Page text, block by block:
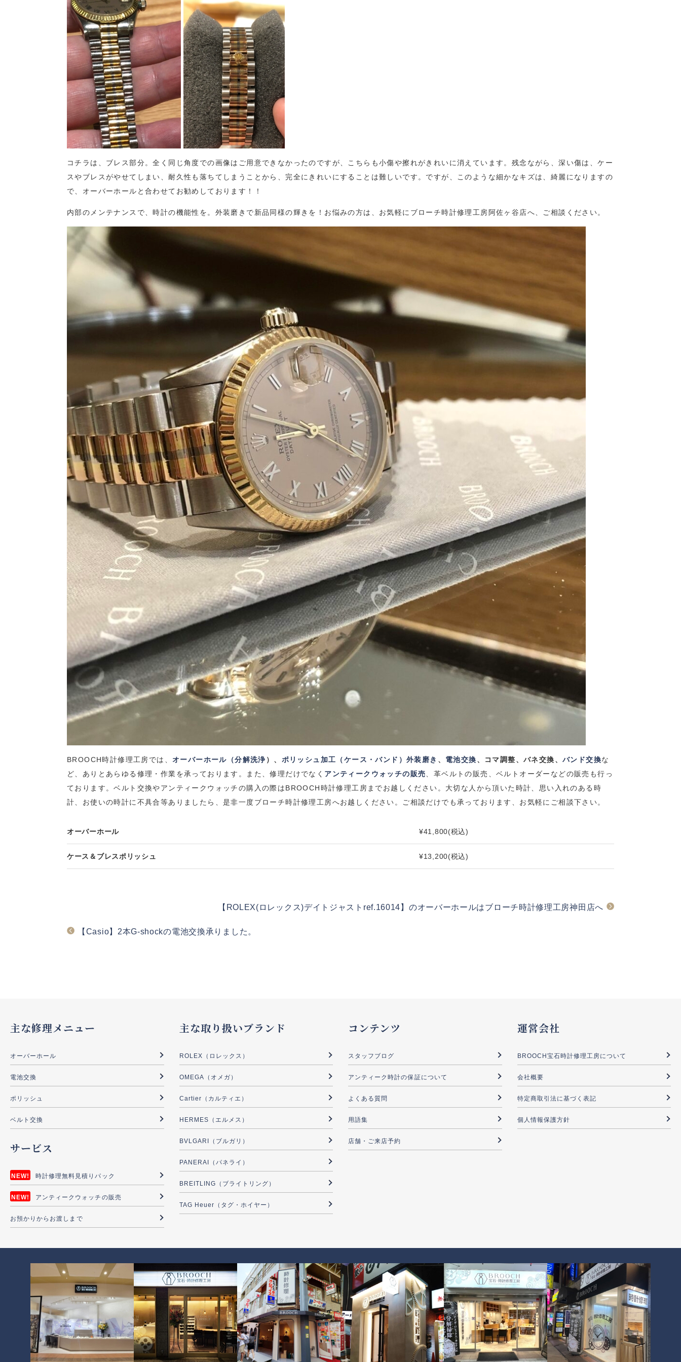
コチラは、ブレス部分。全く同じ角度での画像はご用意できなかったのですが、こちらも小傷や擦れがきれいに消えています。残念ながら、深い傷は、ケー
スやブレスがやせてしまい、耐久性も落ちてしまうことから、完全にきれいにすることは難しいです。ですが、このような細かなキズは、綺麗になりますの
で、オーバーホールと合わせてお勧めしております！！
内部のメンテナンスで、時計の機能性を。外装磨きで新品同様の輝きを！お悩みの方は、お気軽にブローチ時計修理工房阿佐ヶ谷店へ、ご相談ください。
BROOCH時計修理工房では、オーバーホール（分解洗浄）、 ポリッシュ加工（ケース・バンド）外装磨き 、 電池交換、コマ調整、バネ交換、バンド交換な
ど、ありとあらゆる修理・作業を承っております。
また、修理だけでなく アンティークウォッチの販売 、革ベルトの販売、ベルトオーダーなどの販売も行っ
ております。ベルト交換やアンティークウォッチの購入の際はBROOCH時計修理工房までお越しください。 大切な人から頂いた時計、思い入れのある時
計、お使いの時計に不具合等ありましたら、是非一度ブローチ時計修理工房へお越しください。
ご相談だけでも承っております、お気軽にご相談下さい。
オーバーホール ¥41,800(税込)
ケース＆ブレスポリッシュ ¥13,200(税込)
【ROLEX(ロレックス)デイトジャストref.16014】のオーバーホールはブローチ時計修理工房神田店へ
【Casio】2本G-shockの電池交換承りました。
主な修理メニュー
オーバーホール
電池交換
ポリッシュ
ベルト交換
サービス
時計修理無料見積りパック
アンティークウォッチの販売
お預かりからお渡しまで
主な取り扱いブランド
ROLEX（ロレックス）
OMEGA（オメガ）
Cartier（カルティエ）
HERMES（エルメス）
BVLGARI（ブルガリ）
PANERAI（パネライ）
BREITLING（ブライトリング）
TAG Heuer（タグ・ホイヤー）
コンテンツ
スタッフブログ
アンティーク時計の保証について
よくある質問
用語集
店舗・ご来店予約
運営会社
BROOCH宝石時計修理工房について
会社概要
特定商取引法に基づく表記
個人情報保護方針